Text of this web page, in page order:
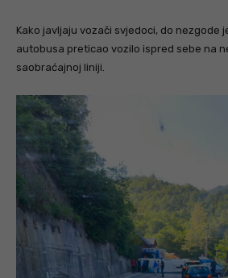
Kako javljaju vozači svjedoci, do nezgode
autobusa preticao vozilo ispred sebe na
saobraćajnoj liniji.